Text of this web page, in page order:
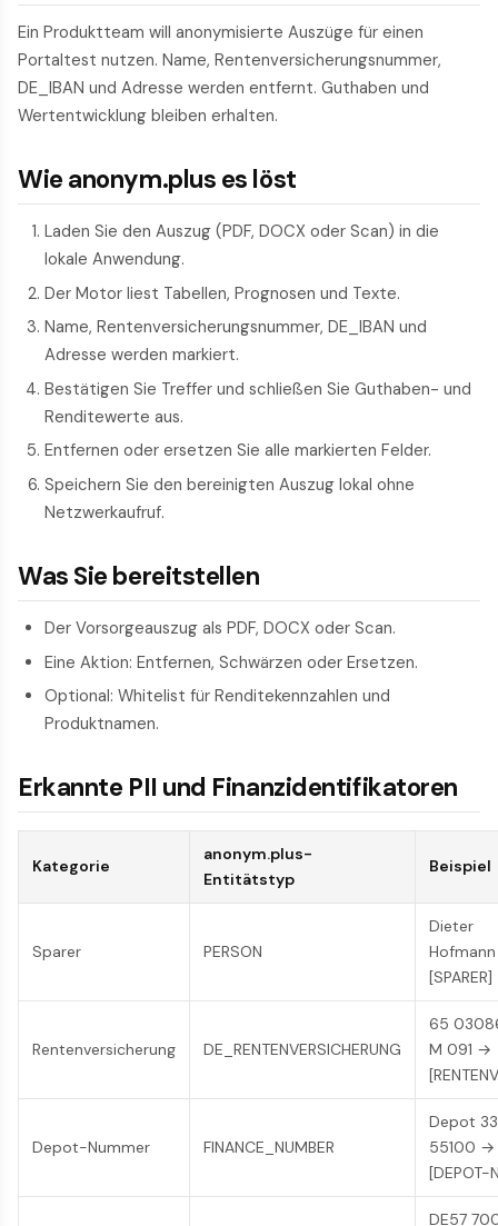
Ein Produktteam will anonymisierte Auszüge für einen
Portaltest nutzen. Name, Rentenversicherungsnummer,
DE_IBAN und Adresse werden entfernt. Guthaben und
Wertentwicklung bleiben erhalten.
Wie anonym.plus es löst
Laden Sie den Auszug (PDF, DOCX oder Scan) in die
lokale Anwendung.
Der Motor liest Tabellen, Prognosen und Texte.
Name, Rentenversicherungsnummer, DE_IBAN und
Adresse werden markiert.
Bestätigen Sie Treffer und schließen Sie Guthaben- und
Renditewerte aus.
Entfernen oder ersetzen Sie alle markierten Felder.
Speichern Sie den bereinigten Auszug lokal ohne
Netzwerkaufruf.
Was Sie bereitstellen
Der Vorsorgeauszug als PDF, DOCX oder Scan.
Eine Aktion: Entfernen, Schwärzen oder Ersetzen.
Optional: Whitelist für Renditekennzahlen und
Produktnamen.
Erkannte PII und Finanzidentifikatoren
Kategorie
anonym.plus-
Entitätstyp
Beispiel
Sparer PERSON
Dieter
[SPARER]
Rentenversicherung DE_RENTENVERSICHERUNG
65
M 091 →
Depot-Nummer FINANCE_NUMBER
Depot
55100 →
[DEPOT-
DE57